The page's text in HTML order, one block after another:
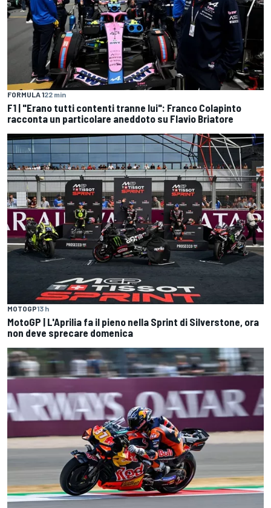
FORMULA 122 min
F1 | "Erano tutti contenti tranne lui": Franco Colapinto
racconta un particolare aneddoto su Flavio Briatore
MOTOGP13 h
MotoGP | L'Aprilia fa il pieno nella Sprint di Silverstone, ora
non deve sprecare domenica